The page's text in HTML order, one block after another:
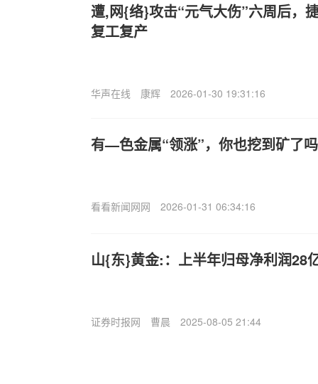
遭,网{络}攻击“元气大伤”六周后，
复工复产
华声在线 康辉 2026-01-30 19:31:16
有—色金属“领涨”，你也挖到矿了
看看新闻网网 2026-01-31 06:34:16
山{东}黄金:：上半年归母净利润28
证券时报网 曹晨 2025-08-05 21:44